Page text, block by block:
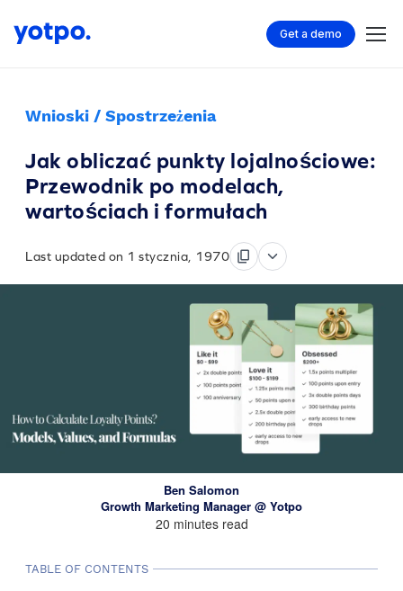
Get a demo
Wnioski / Spostrzeżenia
Jak obliczać punkty lojalnościowe:
Przewodnik po modelach,
wartościach i formułach
Last updated on 1 stycznia, 1970
Ben Salomon
Growth Marketing Manager @ Yotpo
20 minutes read
TABLE OF CONTENTS